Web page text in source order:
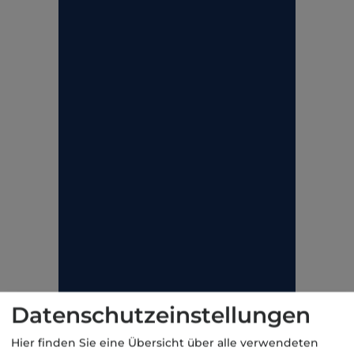
Datenschutzeinstellungen
Hier finden Sie eine Übersicht über alle verwendeten